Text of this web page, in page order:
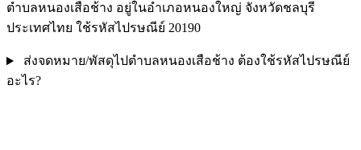
ตำบลหนองเสือช้าง อยู่ในอำเภอหนองใหญ่ จังหวัดชลบุรี
ประเทศไทย ใช้รหัสไปรษณีย์ 20190
ส่งจดหมาย/พัสดุไปตำบลหนองเสือช้าง ต้องใช้รหัสไปรษณีย์
อะไร?